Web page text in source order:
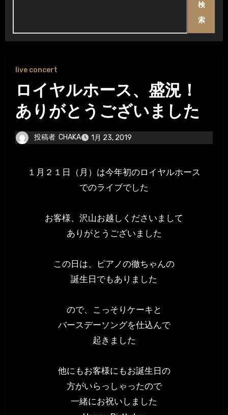
検
索
live concert
ロイヤルホース、盛況！
ありがとうございました
投稿者 CHAKA 1月 23, 2019
１月２１日（月）は今年初のロイヤルホース
でのライブでした
お客様、沢山お越しくださいまして
ありがとうございました
この日は、ピアノの徹ちゃんの
誕生日でもありました
ので、こっそりケーキと
バースデーソングを仕込んで
起きました
他にもお客様にもお誕生日の
方がいらっしゃったので
一緒にお祝いしました